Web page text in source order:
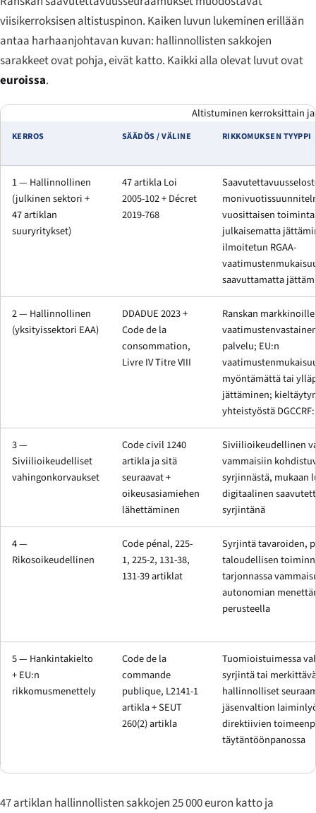
viisikerroksisen altistuspinon. Kaiken luvun lukeminen erillään
antaa harhaanjohtavan kuvan: hallinnollisten sakkojen
sarakkeet ovat pohja, eivät katto. Kaikki alla olevat luvut ovat
euroissa.
Altistuminen kerroksittain
KERROS SÄÄDÖS / VÄLINE RIKKOMUKSEN TYYPPI
1 — Hallinnollinen
(julkinen sektori +
47 artiklan
suuryritykset)
47 artikla Loi
2005-102 + Décret
2019-768
vuosittaisen
julkaisematta
ilmoitetun RGAA-
saavuttamatta
2 — Hallinnollinen
(yksityissektori EAA)
DDADUE 2023 +
Code de la
consommation,
Livre IV Titre VIII
Ranskan
palvelu; EU:n
myöntämättä tai
jättäminen;
yhteistyöstä
3 —
Siviilioikeudelliset
vahingonkorvaukset
Code civil 1240
artikla ja sitä
seuraavat +
oikeusasiamiehen
lähettäminen
Siviilioikeudellinen
vammaisiin
syrjinnästä, mukaan
digitaalinen
syrjintänä
4 —
Rikosoikeudellinen
Code pénal, 225-
1, 225-2, 131-38,
131-39 artiklat
Syrjintä tavaroiden,
taloudellisen
tarjonnassa
autonomian
perusteella
5 — Hankintakielto
+ EU:n
rikkomusmenettely
Code de la
commande
publique, L2141-1
artikla + SEUT
260(2) artikla
Tuomioistuimessa
syrjintä tai
hallinnolliset
jäsenvaltion
direktiivien
täytäntöönpanossa
47 artiklan hallinnollisten sakkojen 25 000 euron katto ja